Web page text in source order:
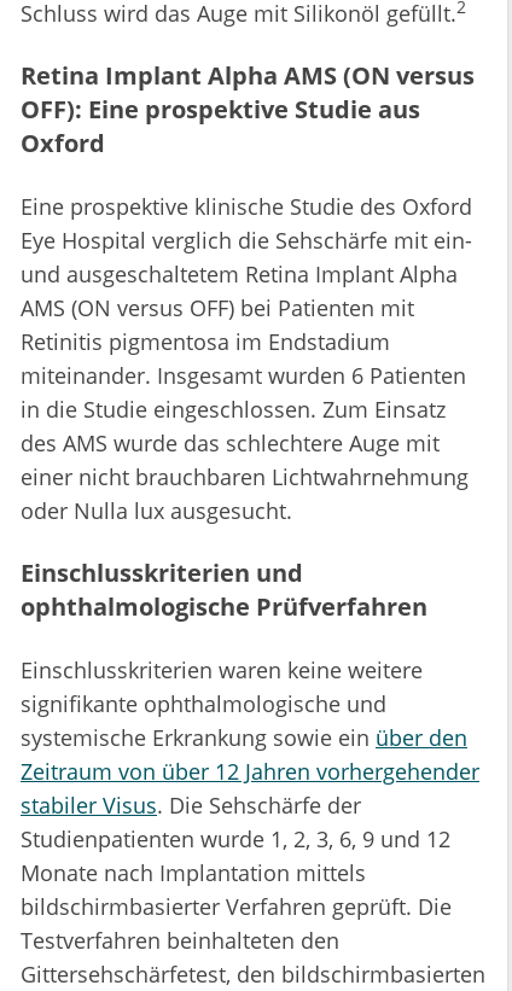
Schluss wird das Auge mit Silikonöl gefüllt.2
Retina Implant Alpha AMS (ON versus
OFF): Eine prospektive Studie aus
Oxford
Eine prospektive klinische Studie des Oxford
Eye Hospital verglich die Sehschärfe mit ein-
und ausgeschaltetem Retina Implant Alpha
AMS (ON versus OFF) bei Patienten mit
Retinitis pigmentosa im Endstadium
miteinander. Insgesamt wurden 6 Patienten
in die Studie eingeschlossen. Zum Einsatz
des AMS wurde das schlechtere Auge mit
einer nicht brauchbaren Lichtwahrnehmung
oder Nulla lux ausgesucht.
Einschlusskriterien und
ophthalmologische Prüfverfahren
Einschlusskriterien waren keine weitere
signifikante ophthalmologische und
systemische Erkrankung sowie ein über den
Zeitraum von über 12 Jahren vorhergehender
stabiler Visus. Die Sehschärfe der
Studienpatienten wurde 1, 2, 3, 6, 9 und 12
Monate nach Implantation mittels
bildschirmbasierter Verfahren geprüft. Die
Testverfahren beinhalteten den
Gittersehschärfetest, den bildschirmbasierten